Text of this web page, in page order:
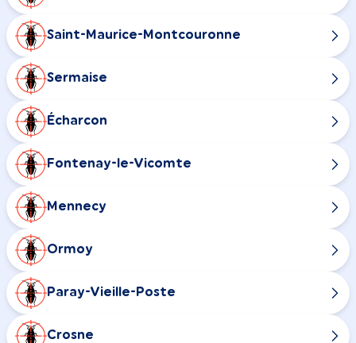
Saint-Maurice-Montcouronne
Sermaise
Écharcon
Fontenay-le-Vicomte
Mennecy
Ormoy
Paray-Vieille-Poste
Crosne